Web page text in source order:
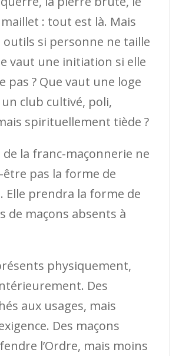
: tout est là. Mais
outils si personne ne taille
vaut une initiation si elle
pas ? Que vaut une loge
club cultivé, poli,
spirituellement tiède ?
la franc-maçonnerie ne
pas la forme de
Elle prendra la forme de
de maçons absents à
physiquement,
Des
aux usages, mais
Des maçons
l’Ordre, mais moins